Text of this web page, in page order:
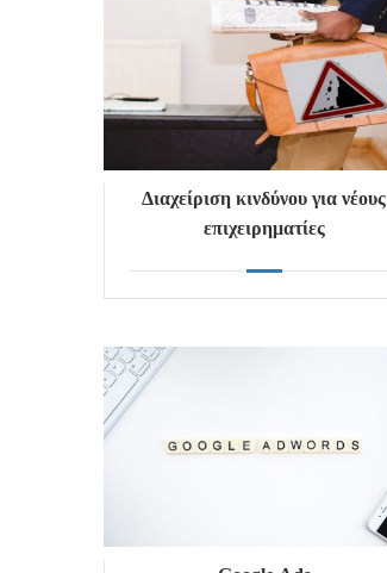
Διαχείριση κινδύνου για νέους
επιχειρηματίες